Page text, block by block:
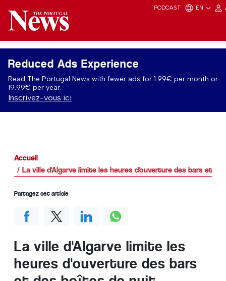
PODCAST EN
Reduced Ads Experience
Read The Portugal News with fewer ads for 1.99€ per month or
19.99€ per year.
Inscrivez-vous ici
Accueil
La ville d'Algarve limite les heures d'ouverture des bars et
La ville d'Algarve limite les
heures d'ouverture des bars
Partagez cet article